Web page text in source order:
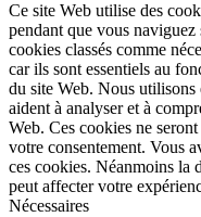
Ce site Web utilise des
pendant que vous
cookies classés comme
car ils sont essentiels au
du site Web. Nous utilisons
aident à analyser et à
Web. Ces cookies ne
votre consentement. Vous
ces cookies. Néanmoins la
peut affecter votre
Nécessaires